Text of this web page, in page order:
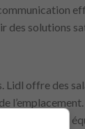
des solutions
Lidl offre des
ceux qui